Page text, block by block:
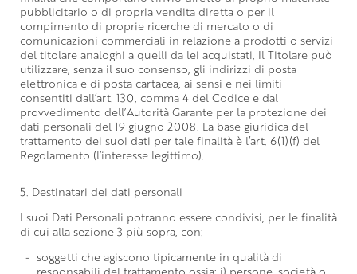
pubblicitario o di propria vendita diretta o per il
compimento di proprie ricerche di mercato o di
comunicazioni commerciali in relazione a prodotti o servizi
del titolare analoghi a quelli da lei acquistati, Il Titolare può
utilizzare, senza il suo consenso, gli indirizzi di posta
elettronica e di posta cartacea, ai sensi e nei limiti
consentiti dall’art. 130, comma 4 del Codice e dal
provvedimento dell’Autorità Garante per la protezione dei
dati personali del 19 giugno 2008. La base giuridica del
trattamento dei suoi dati per tale finalità è l’art. 6(1)(f) del
Regolamento (l’interesse legittimo).
5. Destinatari dei dati personali
I suoi Dati Personali potranno essere condivisi, per le finalità
di cui alla sezione 3 più sopra, con:
soggetti che agiscono tipicamente in qualità di